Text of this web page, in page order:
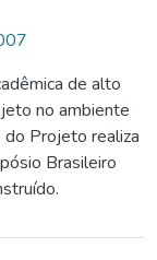
de alto
no ambiente
do Projeto realiza
Brasileiro